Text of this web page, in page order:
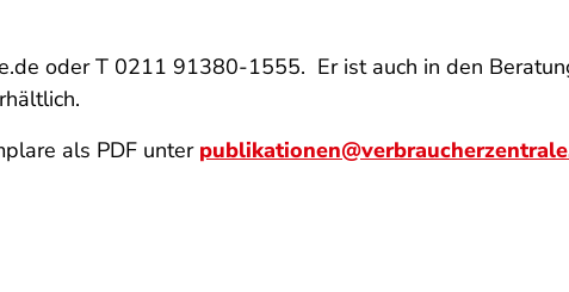
oder T 0211 91380-1555. Er ist auch in den
als PDF unter